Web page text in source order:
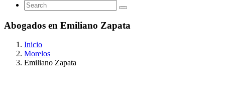
Abogados en Emiliano Zapata
Inicio
Morelos
Emiliano Zapata